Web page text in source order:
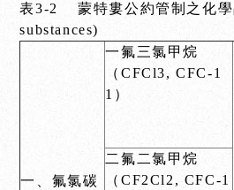
表3-2 蒙特婁公約管制之化學
substances)
一、氟氯碳
一氟三氯甲烷
（CFCl3, CFC-1
1）
二氟二氯甲烷
（CF2Cl2, CFC-1